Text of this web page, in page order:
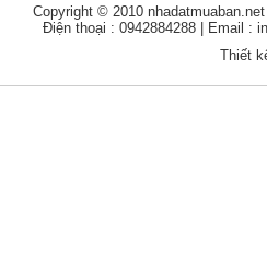
Copyright © 2010
Điện thoại : 0942884288 | Email :
Thiết